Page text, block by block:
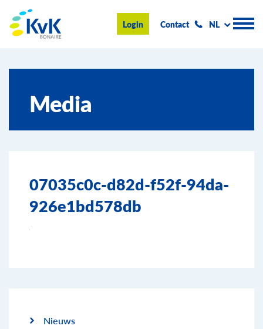
KvK Bonaire
Login Contact NL
Advies en informatie
Ondernemen op Bonaire
Nieuws & Events
Zoeken
Media
07035c0c-d82d-f52f-94da-
926e1bd578db
Nieuws